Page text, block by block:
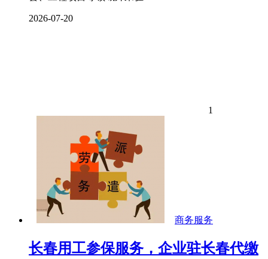
2026-07-20
1
商务服务
长春用工参保服务，企业驻长春代缴